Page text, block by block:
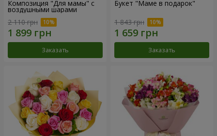
Композиция "Для мамы" с
воздушными шарами
2 110 грн
Заказать
Букет "Маме в подарок"
1 843 грн
Заказать